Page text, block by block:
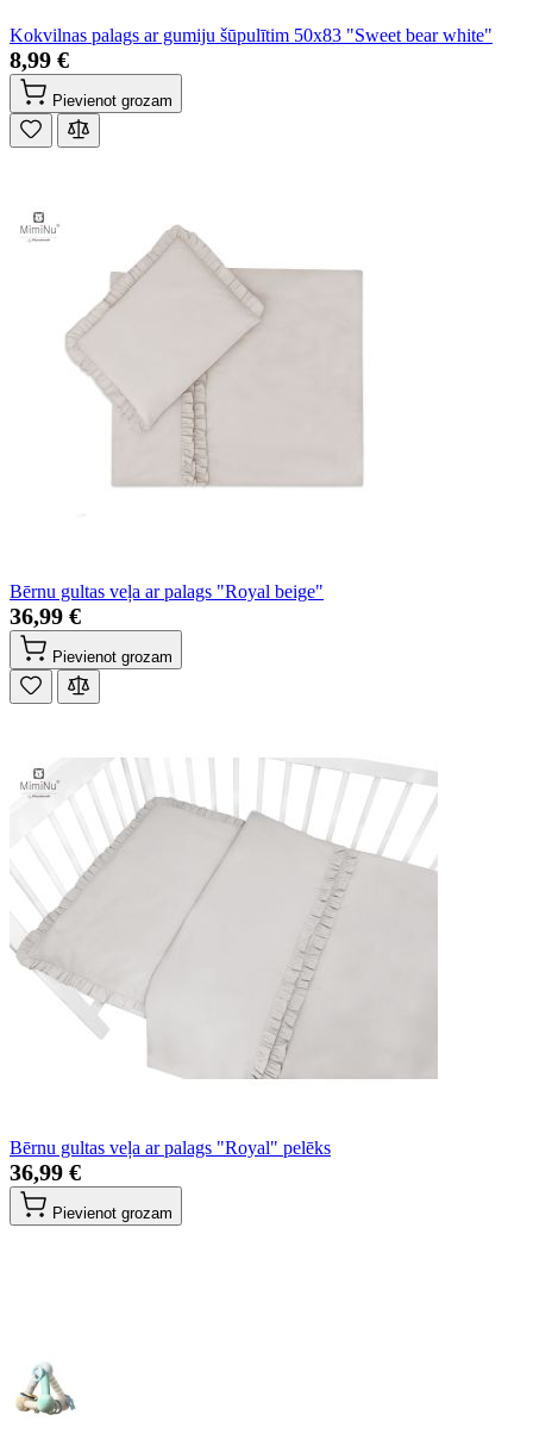
Kokvilnas palags ar gumiju šūpulītim 50x83 "Sweet bear white"
8,99 €
Pievienot grozam
Bērnu gultas veļa ar palags "Royal beige"
36,99 €
Pievienot grozam
Bērnu gultas veļa ar palags "Royal" pelēks
36,99 €
Pievienot grozam